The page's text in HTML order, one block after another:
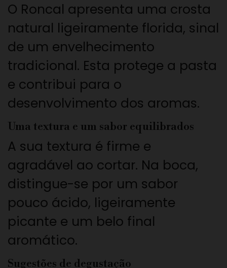
O Roncal apresenta uma crosta
natural ligeiramente florida, sinal
de um envelhecimento
tradicional. Esta protege a pasta
e contribui para o
desenvolvimento dos aromas.
Uma textura e um sabor equilibrados
A sua textura é firme e
agradável ao cortar. Na boca,
distingue-se por um sabor
pouco ácido, ligeiramente
picante e um belo final
aromático.
Sugestões de degustação